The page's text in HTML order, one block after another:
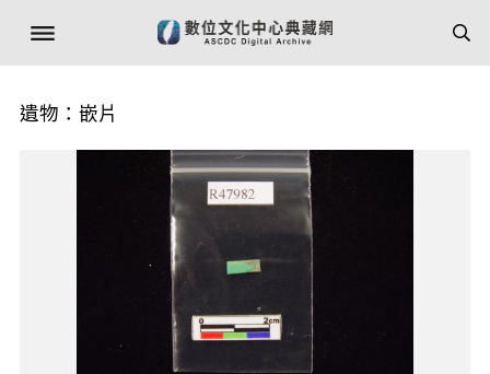
遺物：嵌片